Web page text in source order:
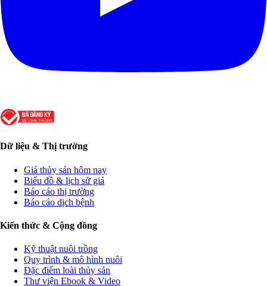
Dữ liệu & Thị trường
Giá thủy sản hôm nay
Biểu đồ & lịch sử giá
Báo cáo thị trường
Báo cáo dịch bệnh
Kiến thức & Cộng đồng
Kỹ thuật nuôi trồng
Quy trình & mô hình nuôi
Đặc điểm loài thủy sản
Thư viện Ebook & Video